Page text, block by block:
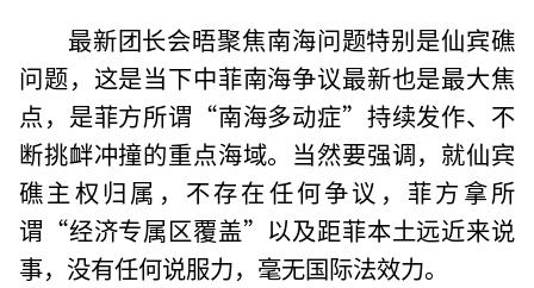
最新团长会晤聚焦南海问题特别是仙宾礁
问题，这是当下中菲南海争议最新也是最大焦
点，是菲方所谓“南海多动症”持续发作、不
断挑衅冲撞的重点海域。当然要强调，就仙宾
礁主权归属，不存在任何争议，菲方拿所
谓“经济专属区覆盖”以及距菲本土远近来说
事，没有任何说服力，毫无国际法效力。